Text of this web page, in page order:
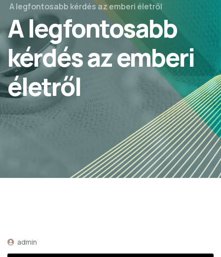
A legfontosabb kérdés az emberi életről
A legfontosabb
kérdés az emberi
életről
admin